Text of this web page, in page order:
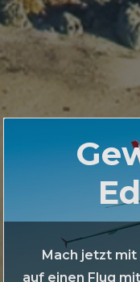
Mach jetzt mit
auf einen Flug